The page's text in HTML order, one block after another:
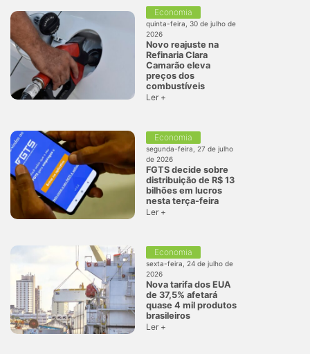
Economia
quinta-feira, 30 de julho de
2026
Novo reajuste na
Refinaria Clara
Camarão eleva
preços dos
combustíveis
Ler +
Economia
segunda-feira, 27 de julho
de 2026
FGTS decide sobre
distribuição de R$ 13
bilhões em lucros
nesta terça-feira
Ler +
Economia
sexta-feira, 24 de julho de
2026
Nova tarifa dos EUA
de 37,5% afetará
quase 4 mil produtos
brasileiros
Ler +